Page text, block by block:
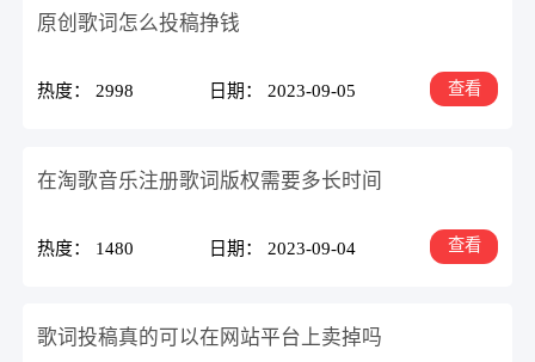
原创歌词怎么投稿挣钱
热度： 2998 日期： 2023-09-05 查看
在淘歌音乐注册歌词版权需要多长时间
热度： 1480 日期： 2023-09-04 查看
歌词投稿真的可以在网站平台上卖掉吗